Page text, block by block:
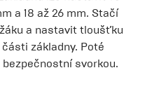
a 18 až 26 mm. Stačí
a nastavit tloušťku
základny. Poté
svorkou.